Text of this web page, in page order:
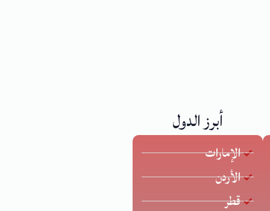
أبرز الدول
الإمارات
الأردن
قطر